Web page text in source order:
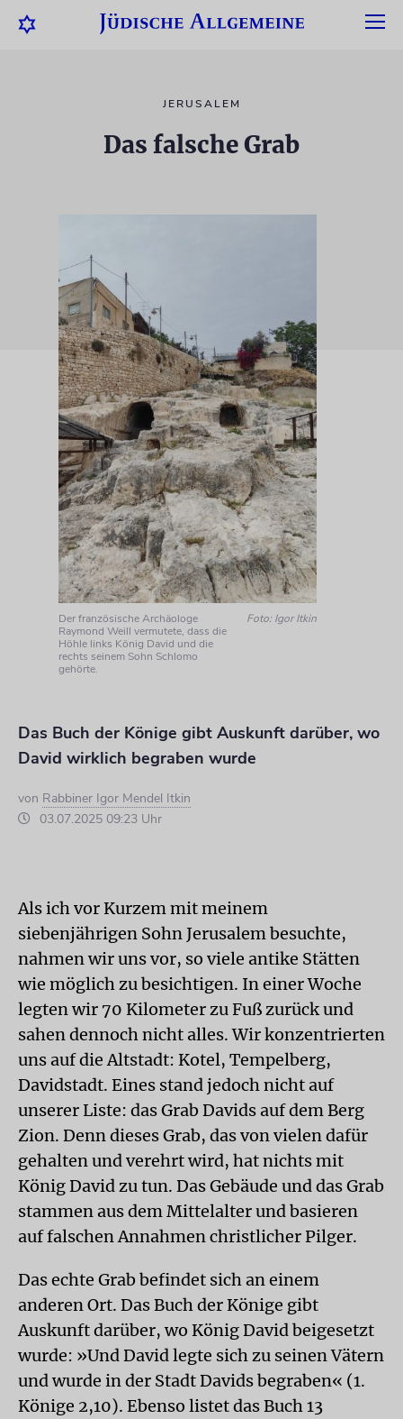
JERUSALEM
Das falsche Grab
Der französische Archäologe
Raymond Weill vermutete, dass die
Höhle links König David und die
rechts seinem Sohn Schlomo
gehörte.
Foto: Igor Itkin
Das Buch der Könige gibt Auskunft darüber, wo
David wirklich begraben wurde
von Rabbiner Igor Mendel Itkin
03.07.2025 09:23 Uhr
Als ich vor Kurzem mit meinem
siebenjährigen Sohn Jerusalem besuchte,
nahmen wir uns vor, so viele antike Stätten
wie möglich zu besichtigen. In einer Woche
legten wir 70 Kilometer zu Fuß zurück und
sahen dennoch nicht alles. Wir konzentrierten
uns auf die Altstadt: Kotel, Tempelberg,
Davidstadt. Eines stand jedoch nicht auf
unserer Liste: das Grab Davids auf dem Berg
Zion. Denn dieses Grab, das von vielen dafür
gehalten und verehrt wird, hat nichts mit
König David zu tun. Das Gebäude und das Grab
stammen aus dem Mittelalter und basieren
auf falschen Annahmen christlicher Pilger.
Das echte Grab befindet sich an einem
anderen Ort. Das Buch der Könige gibt
Auskunft darüber, wo König David beigesetzt
wurde: »Und David legte sich zu seinen Vätern
und wurde in der Stadt Davids begraben« (1.
Könige 2,10). Ebenso listet das Buch 13